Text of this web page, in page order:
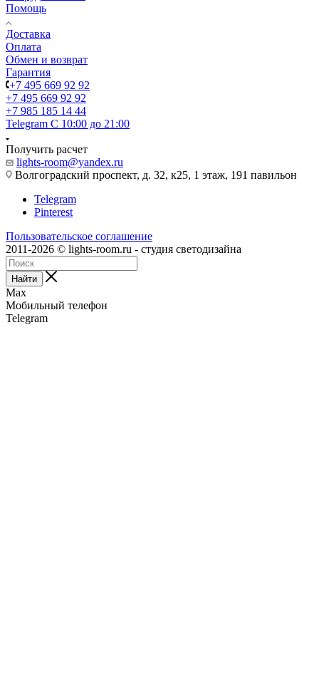
Помощь
Доставка
Оплата
Обмен и возврат
Гарантия
+7 495 669 92 92
+7 495 669 92 92
+7 985 185 14 44
Telegram С 10:00 до 21:00
Получить расчет
lights-room@yandex.ru
Волгоградский проспект, д. 32, к25, 1 этаж, 191 павильон
Telegram
Pinterest
Пользовательское соглашение
2011-2026 © lights-room.ru - студия светодизайна
Найти
Max
Мобильный телефон
Telegram